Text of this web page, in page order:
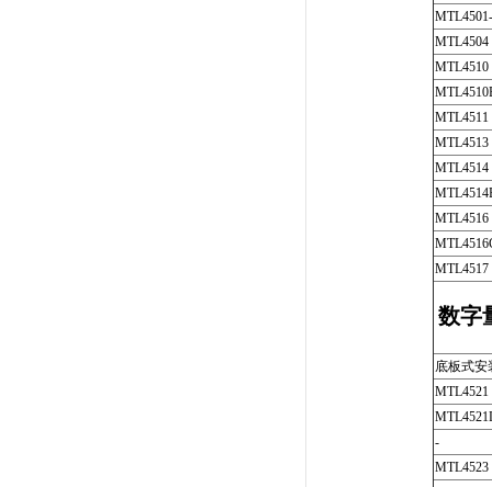
MTL4504
MTL4510
MTL4511
MTL4513
MTL4514
MTL4516
MTL4517
数字
底板式安
MTL4521
-
MTL4523